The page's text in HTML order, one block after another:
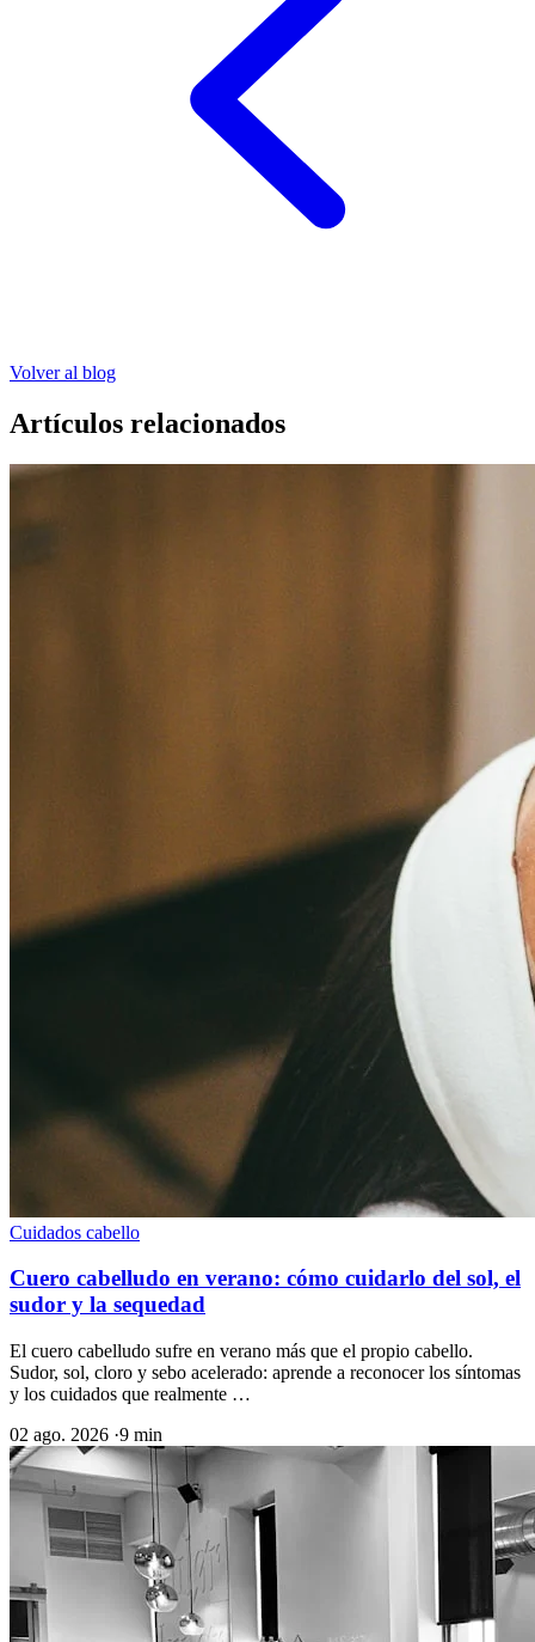
Volver al blog
Artículos relacionados
Cuidados cabello
Cuero cabelludo en verano: cómo cuidarlo del sol, el
sudor y la sequedad
El cuero cabelludo sufre en verano más que el propio cabello.
Sudor, sol, cloro y sebo acelerado: aprende a reconocer los síntomas
y los cuidados que realmente …
02 ago. 2026 ·9 min